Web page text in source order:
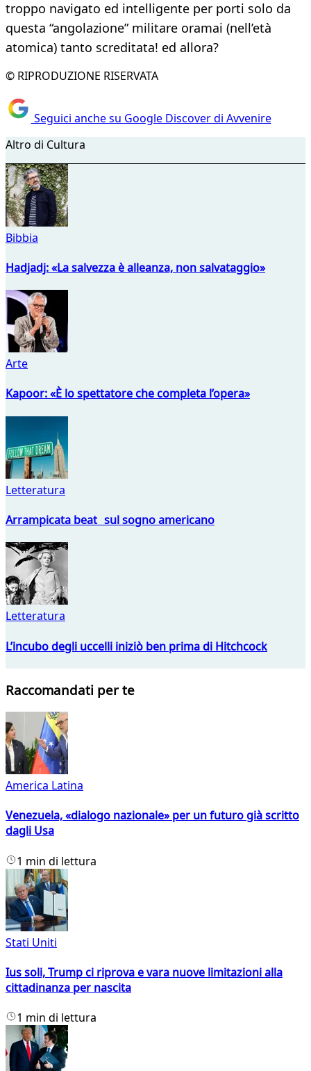
troppo navigato ed intelligente per porti solo da
questa “angolazione” militare oramai (nell’età
atomica) tanto screditata! ed allora?
© RIPRODUZIONE RISERVATA
Seguici anche su Google Discover di Avvenire
Altro di Cultura
Bibbia
Hadjadj: «La salvezza è alleanza, non salvataggio»
Arte
Kapoor: «È lo spettatore che completa l’opera»
Letteratura
Arrampicata beat sul sogno americano
Letteratura
L’incubo degli uccelli iniziò ben prima di Hitchcock
Raccomandati per te
America Latina
Venezuela, «dialogo nazionale» per un futuro già scritto
dagli Usa
1 min di lettura
Stati Uniti
Ius soli, Trump ci riprova e vara nuove limitazioni alla
cittadinanza per nascita
1 min di lettura